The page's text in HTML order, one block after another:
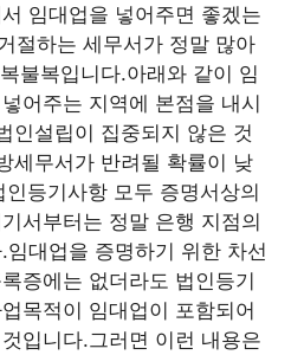
임대업을 넣어주면 좋겠는
절하는 세무서가 정말 많아
불복입니다.아래와 같이 임
어주는 지역에 본점을 내시
인설립이 집중되지 않은 것
세무서가 반려될 확률이 낮
등기사항 모두 증명서상의
서부터는 정말 은행 지점의
대업을 증명하기 위한 차선
증에는 없더라도 법인등기
목적이 임대업이 포함되어
입니다.그러면 이런 내용은